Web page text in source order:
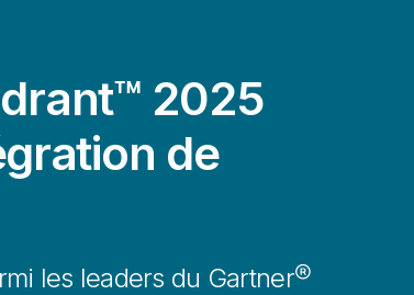
2025
de
les leaders du Gartner®